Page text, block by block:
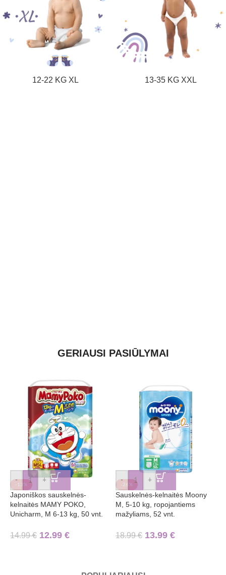
12-22 KG XL 13-35 KG XXL
GERIAUSI PASIŪLYMAI
-13%
- +
Japoniškos sauskelnės-
kelnaitės MAMY POKO,
Unicharm, M 6-13 kg, 50 vnt.
14.99€ 12.99 €
-26%
- +
Sauskelnės-kelnaitės Moony
M, 5-10 kg, ropojantiems
mažyliams, 52 vnt.
18.99€ 13.99 €